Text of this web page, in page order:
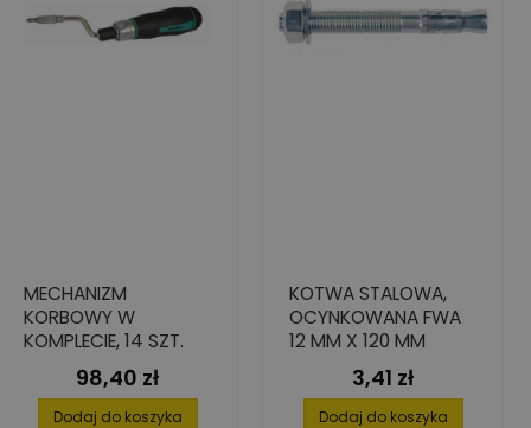
MECHANIZM
KORBOWY W
KOMPLECIE, 14 SZT.
Cena
98,40 zł
Dodaj do koszyka
KOTWA STALOWA,
OCYNKOWANA FWA
12 MM X 120 MM
Cena
3,41 zł
Dodaj do koszyka